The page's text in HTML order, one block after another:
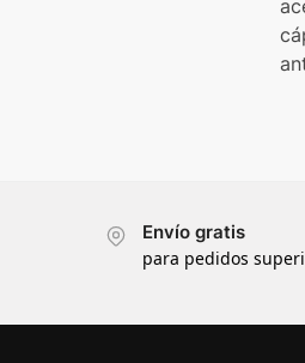
Envío gratis
para pedidos